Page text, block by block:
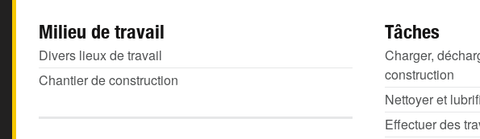
Milieu de travail
Divers lieux de travail
Chantier de construction
Tâches
Charger,
construction
Nettoyer et
Effectuer des